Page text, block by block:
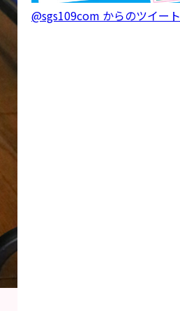
@sgs109com からのツイート